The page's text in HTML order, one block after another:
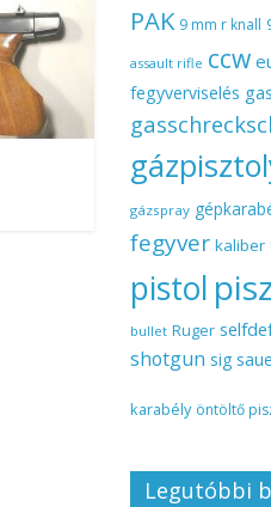
PAK 9 mm r knall
assault rifle ccw
fegyverviselés
gázspray
fegyver kaliber
pistol
bullet Ruger
shotgun sig
karabély öntöltő
Legutóbbi